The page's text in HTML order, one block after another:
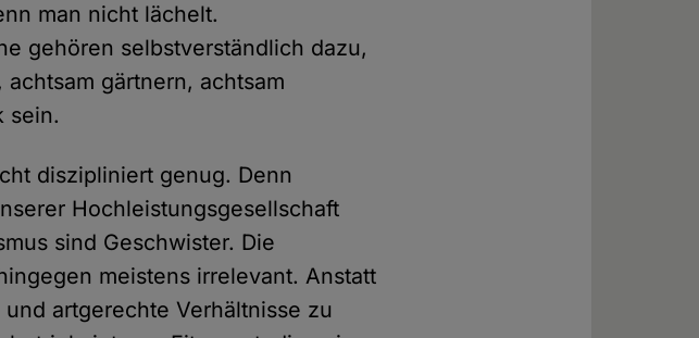
man nicht lächelt.
gehören selbstverständlich dazu,
gärtnern, achtsam
sein.
diszipliniert genug. Denn
Hochleistungsgesellschaft
sind Geschwister. Die
meistens irrelevant. Anstatt
artgerechte Verhältnisse zu